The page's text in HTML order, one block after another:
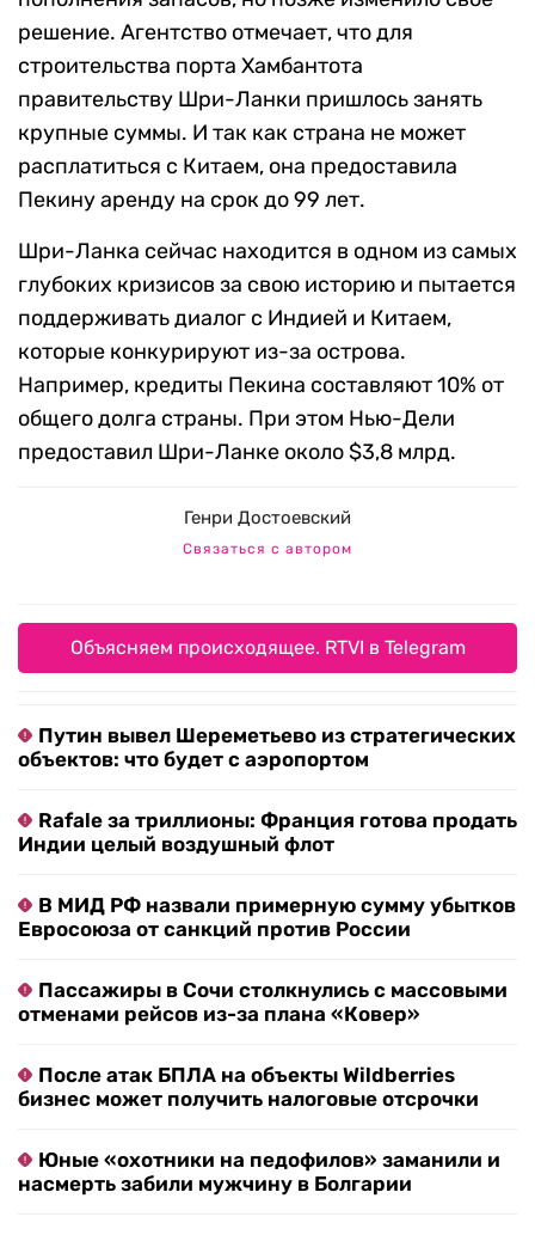
решение. Агентство отмечает, что для
строительства порта Хамбантота
правительству Шри-Ланки пришлось занять
крупные суммы. И так как страна не может
расплатиться с Китаем, она предоставила
Пекину аренду на срок до 99 лет.
Шри-Ланка сейчас находится в одном из самых
глубоких кризисов за свою историю и пытается
поддерживать диалог с Индией и Китаем,
которые конкурируют из-за острова.
Например, кредиты Пекина составляют 10% от
общего долга страны. При этом Нью-Дели
предоставил Шри-Ланке около $3,8 млрд.
Генри Достоевский
Связаться с автором
Объясняем происходящее. RTVI в Telegram
Путин вывел Шереметьево из стратегических
объектов: что будет с аэропортом
Rafale за триллионы: Франция готова продать
Индии целый воздушный флот
В МИД РФ назвали примерную сумму убытков
Евросоюза от санкций против России
Пассажиры в Сочи столкнулись с массовыми
отменами рейсов из-за плана «Ковер»
После атак БПЛА на объекты Wildberries
бизнес может получить налоговые отсрочки
Юные «охотники на педофилов» заманили и
насмерть забили мужчину в Болгарии